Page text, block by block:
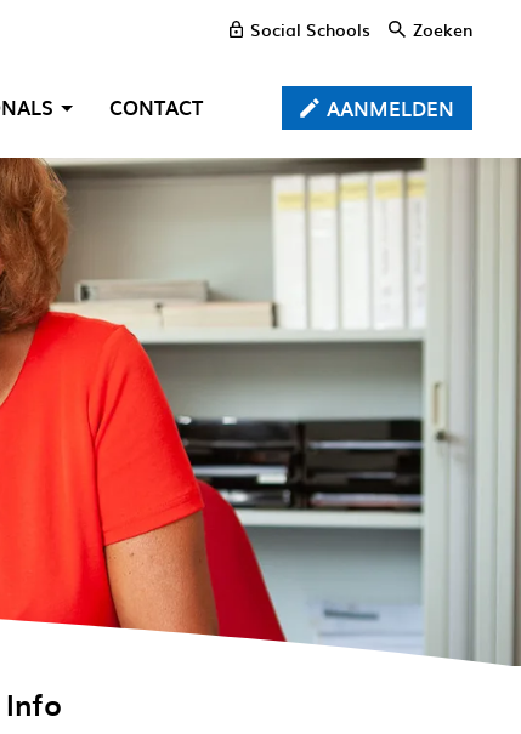
Social Schools Zoeken
CONTACT AANMELDEN
Info